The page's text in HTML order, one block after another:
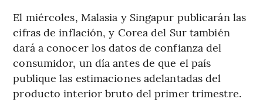
El miércoles, Malasia y Singapur publicarán las
cifras de inflación, y Corea del Sur también
dará a conocer los datos de confianza del
consumidor, un día antes de que el país
publique las estimaciones adelantadas del
producto interior bruto del primer trimestre.